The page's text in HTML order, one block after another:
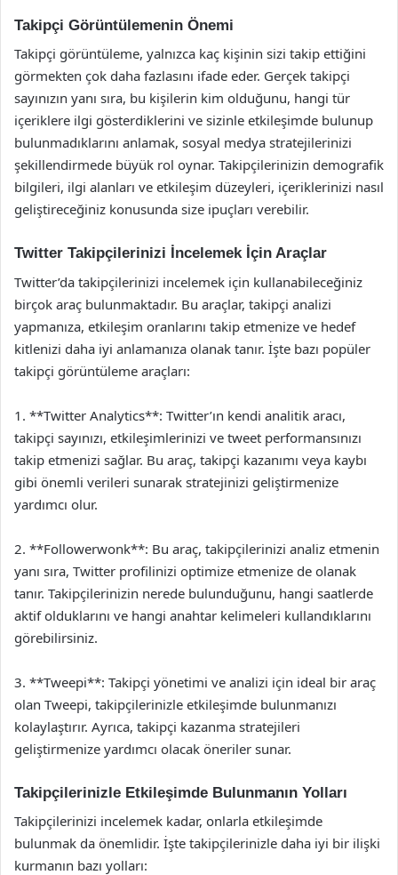
Takipçi Görüntülemenin Önemi
Takipçi görüntüleme, yalnızca kaç kişinin sizi takip ettiğini
görmekten çok daha fazlasını ifade eder. Gerçek takipçi
sayınızın yanı sıra, bu kişilerin kim olduğunu, hangi tür
içeriklere ilgi gösterdiklerini ve sizinle etkileşimde bulunup
bulunmadıklarını anlamak, sosyal medya stratejilerinizi
şekillendirmede büyük rol oynar. Takipçilerinizin demografik
bilgileri, ilgi alanları ve etkileşim düzeyleri, içeriklerinizi nasıl
geliştireceğiniz konusunda size ipuçları verebilir.
Twitter Takipçilerinizi İncelemek İçin Araçlar
Twitter’da takipçilerinizi incelemek için kullanabileceğiniz
birçok araç bulunmaktadır. Bu araçlar, takipçi analizi
yapmanıza, etkileşim oranlarını takip etmenize ve hedef
kitlenizi daha iyi anlamanıza olanak tanır. İşte bazı popüler
takipçi görüntüleme araçları:
1. **Twitter Analytics**: Twitter’ın kendi analitik aracı,
takipçi sayınızı, etkileşimlerinizi ve tweet performansınızı
takip etmenizi sağlar. Bu araç, takipçi kazanımı veya kaybı
gibi önemli verileri sunarak stratejinizi geliştirmenize
yardımcı olur.
2. **Followerwonk**: Bu araç, takipçilerinizi analiz etmenin
yanı sıra, Twitter profilinizi optimize etmenize de olanak
tanır. Takipçilerinizin nerede bulunduğunu, hangi saatlerde
aktif olduklarını ve hangi anahtar kelimeleri kullandıklarını
görebilirsiniz.
3. **Tweepi**: Takipçi yönetimi ve analizi için ideal bir araç
olan Tweepi, takipçilerinizle etkileşimde bulunmanızı
kolaylaştırır. Ayrıca, takipçi kazanma stratejileri
geliştirmenize yardımcı olacak öneriler sunar.
Takipçilerinizle Etkileşimde Bulunmanın Yolları
Takipçilerinizi incelemek kadar, onlarla etkileşimde
bulunmak da önemlidir. İşte takipçilerinizle daha iyi bir ilişki
kurmanın bazı yolları: